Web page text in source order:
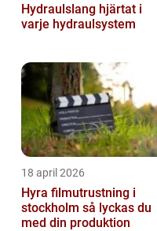
Hydraulslang hjärtat i
varje hydraulsystem
18 april 2026
Hyra filmutrustning i
stockholm så lyckas du
med din produktion